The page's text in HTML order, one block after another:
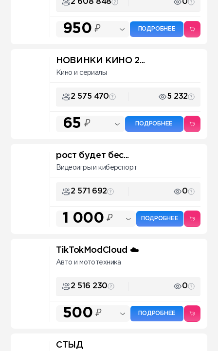
2 608 848 0
950 ₽ ПОДРОБНЕЕ
НОВИНКИ КИНО 2...
Кино и сериалы
2 575 470 5 232
65 ₽ ПОДРОБНЕЕ
рост будет бес...
Видеоигры и киберспорт
2 571 692 0
1 000 ₽ ПОДРОБНЕЕ
TikTokModCloud ☁️
Авто и мототехника
2 516 230 0
500 ₽ ПОДРОБНЕЕ
СТЫД